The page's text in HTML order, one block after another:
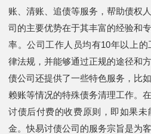
账、清账、追债等服务，帮助债权
司的主要优势在于其丰富的经验和
率。公司工作人员均有10年以上
律法规，并能够通过正规的途径和
债公司还提供了一些特色服务，比
赖账等情况的特殊债务清理工作。
讨债后付费的收费原则，即如果
金。快易讨债公司的服务宗旨是为